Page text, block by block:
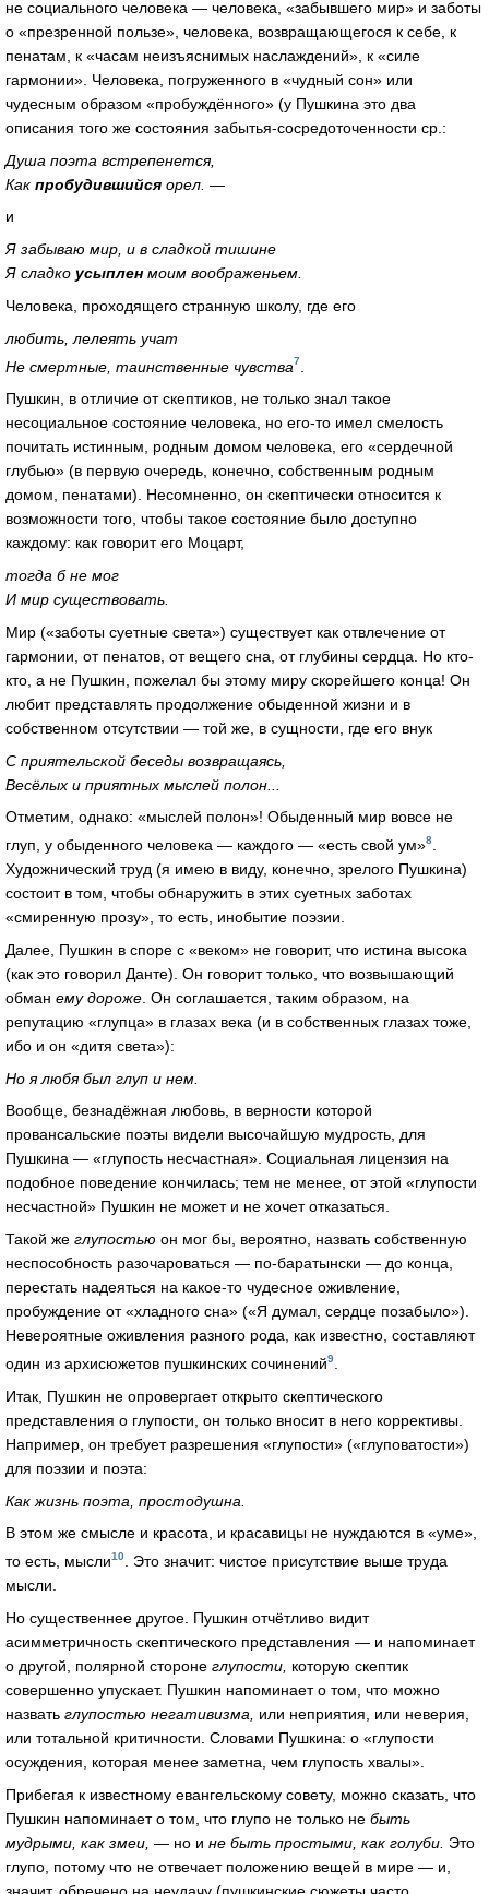
не социального человека — человека, «забывшего мир» и заботы
о «презренной пользе», человека, возвращающегося к себе, к
пенатам, к «часам неизъяснимых наслаждений», к «силе
гармонии». Человека, погруженного в «чудный сон» или
чудесным образом «пробуждённого» (у Пушкина это два
описания того же состояния забытья-сосредоточенности ср.:
Душа поэта встрепенется,
Как пробудившийся орел. —
и
Я забываю мир, и в сладкой тишине
Я сладко усыплен моим воображеньем.
Человека, проходящего странную школу, где его
любить, лелеять учат
Не смертные, таинственные чувства7
Пушкин, в отличие от скептиков, не только знал такое
несоциальное состояние человека, но его-то имел смелость
почитать истинным, родным домом человека, его «сердечной
глубью» (в первую очередь, конечно, собственным родным
домом, пенатами). Несомненно, он скептически относится к
возможности того, чтобы такое состояние было доступно
каждому: как говорит его Моцарт,
тогда б не мог
И мир существовать.
Мир («заботы суетные света») существует как отвлечение от
гармонии, от пенатов, от вещего сна, от глубины сердца. Но кто-
кто, а не Пушкин, пожелал бы этому миру скорейшего конца! Он
любит представлять продолжение обыденной жизни и в
собственном отсутствии — той же, в сущности, где его внук
С приятельской беседы возвращаясь,
Весёлых и приятных мыслей полон...
Отметим, однако: «мыслей полон»! Обыденный мир вовсе не
глуп, у обыденного человека — каждого — «есть свой ум»8
Художнический труд (я имею в виду, конечно, зрелого Пушкина)
состоит в том, чтобы обнаружить в этих суетных заботах
«смиренную прозу», то есть, инобытие поэзии.
Далее, Пушкин в споре с «веком» не говорит, что истина высока
(как это говорил Данте). Он говорит только, что возвышающий
обман ему дороже . Он соглашается, таким образом, на
репутацию «глупца» в глазах века (и в собственных глазах тоже,
ибо и он «дитя света»):
Но я любя был глуп и нем.
Вообще, безнадёжная любовь, в верности которой
провансальские поэты видели высочайшую мудрость, для
Пушкина — «глупость несчастная». Социальная лицензия на
подобное поведение кончилась; тем не менее, от этой «глупости
несчастной» Пушкин не может и не хочет отказаться.
Такой же глупостью он мог бы, вероятно, назвать собственную
неспособность разочароваться — по-баратынски — до конца,
перестать надеяться на какое-то чудесное оживление,
пробуждение от «хладного сна» («Я думал, сердце позабыло»).
Невероятные оживления разного рода, как известно, составляют
один из архисюжетов пушкинских сочинений9
Итак, Пушкин не опровергает открыто скептического
представления о глупости, он только вносит в него коррективы.
Например, он требует разрешения «глупости» («глуповатости»)
для поэзии и поэта:
Как жизнь поэта, простодушна.
В этом же смысле и красота, и красавицы не нуждаются в «уме»,
то есть, мысли10
. Это значит: чистое присутствие выше труда
мысли.
Но существеннее другое. Пушкин отчётливо видит
асимметричность скептического представления — и напоминает
о другой, полярной стороне глупости, которую скептик
совершенно упускает. Пушкин напоминает о том, что можно
назвать глупостью негативизма, или неприятия, или неверия,
или тотальной критичности. Словами Пушкина: о «глупости
осуждения, которая менее заметна, чем глупость хвалы».
Прибегая к известному евангельскому совету, можно сказать, что
Пушкин напоминает о том, что глупо не только не быть
мудрыми, как змеи, — но и не быть простыми, как голуби. Это
глупо, потому что не отвечает положению вещей в мире — и,
значит, обречено на неудачу (пушкинские сюжеты часто